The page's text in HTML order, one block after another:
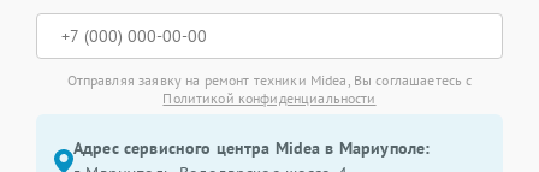
Отправляя заявку на ремонт техники Midea, Вы соглашаетесь с
Политикой конфиденциальности
Адрес сервисного центра Midea в Мариуполе: